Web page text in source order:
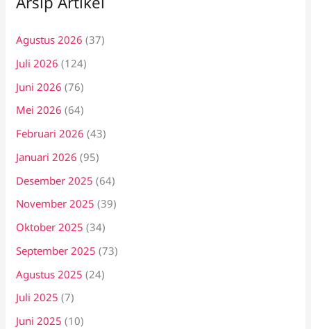
Agustus 2026 (37)
Juli 2026 (124)
Juni 2026 (76)
Mei 2026 (64)
Februari 2026 (43)
Januari 2026 (95)
Desember 2025 (64)
November 2025 (39)
Oktober 2025 (34)
September 2025 (73)
Agustus 2025 (24)
Juli 2025 (7)
Juni 2025 (10)